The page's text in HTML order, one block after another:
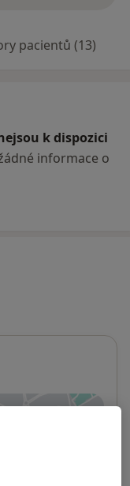
pacientů (13)
k dispozici
informace o
aktivní